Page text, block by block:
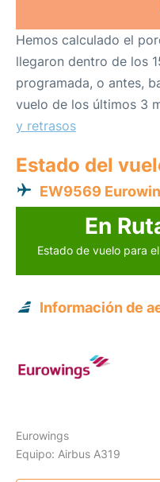
Hemos calculado el
llegaron dentro de los
programada, o antes,
vuelo de los últimos 3
y retrasos
Estado del
EW9569
En
Estado de vuelo para
Información de
Eurowings
Equipo: Airbus A319